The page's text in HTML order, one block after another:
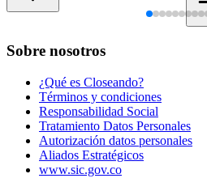
Sobre nosotros
¿Qué es Closeando?
Términos y condiciones
Responsabilidad Social
Tratamiento Datos Personales
Autorización datos personales
Aliados Estratégicos
www.sic.gov.co